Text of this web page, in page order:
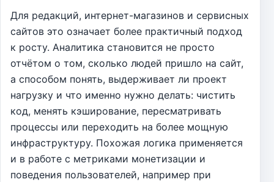
Для редакций, интернет-магазинов и сервисных
сайтов это означает более практичный подход
к росту. Аналитика становится не просто
отчётом о том, сколько людей пришло на сайт,
а способом понять, выдерживает ли проект
нагрузку и что именно нужно делать: чистить
код, менять кэширование, пересматривать
процессы или переходить на более мощную
инфраструктуру. Похожая логика применяется
и в работе с метриками монетизации и
поведения пользователей, например при